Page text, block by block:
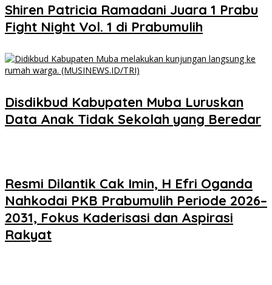
Shiren Patricia Ramadani Juara 1 Prabu
Fight Night Vol. 1 di Prabumulih
Disdikbud Kabupaten Muba Luruskan
Data Anak Tidak Sekolah yang Beredar
Resmi Dilantik Cak Imin, H Efri Oganda
Nahkodai PKB Prabumulih Periode 2026–
2031, Fokus Kaderisasi dan Aspirasi
Rakyat